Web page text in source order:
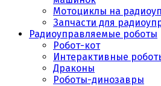
Мотоциклы на
Запчасти для
Радиоуправляемые роботы
Робот-кот
Интерактивные
Драконы
Роботы-динозавры